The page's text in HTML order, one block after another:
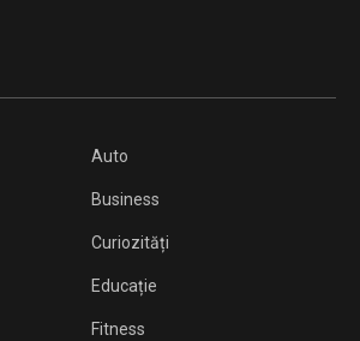
Auto
Business
Curiozități
Educație
Fitness